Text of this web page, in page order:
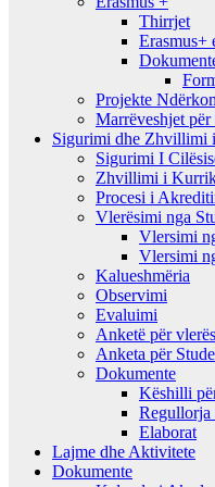
Thirrjet
Erasmus+
Projekte
Marrëveshjet
Sigurimi dhe Zhvillimi
Sigurimi I
Zhvillimi i
Procesi i
Vlerësimi nga
Vlersimi
Vlersimi
Kalueshmëria
Observimi
Evaluimi
Anketë për
Anketa për
Dokumente
Këshilli
Regullorja
Elaborat
Lajme dhe Aktivitete
Dokumente